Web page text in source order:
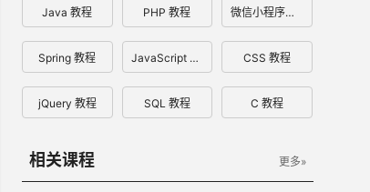
Java 教程 PHP 教程 微信小程序开发文档
Spring 教程 JavaScript 教程 CSS 教程
jQuery 教程 SQL 教程 C 教程
相关课程 更多»